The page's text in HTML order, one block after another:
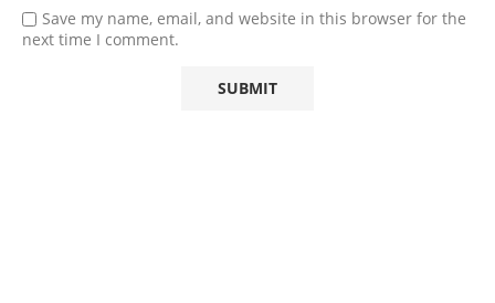
Save my name, email, and website in this browser for the
next time I comment.